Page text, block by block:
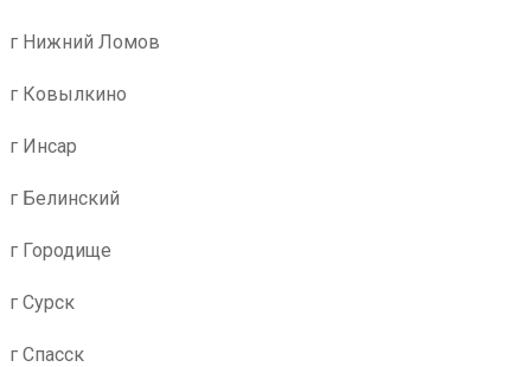
г Нижний Ломов
г Ковылкино
г Инсар
г Белинский
г Городище
г Сурск
г Спасск